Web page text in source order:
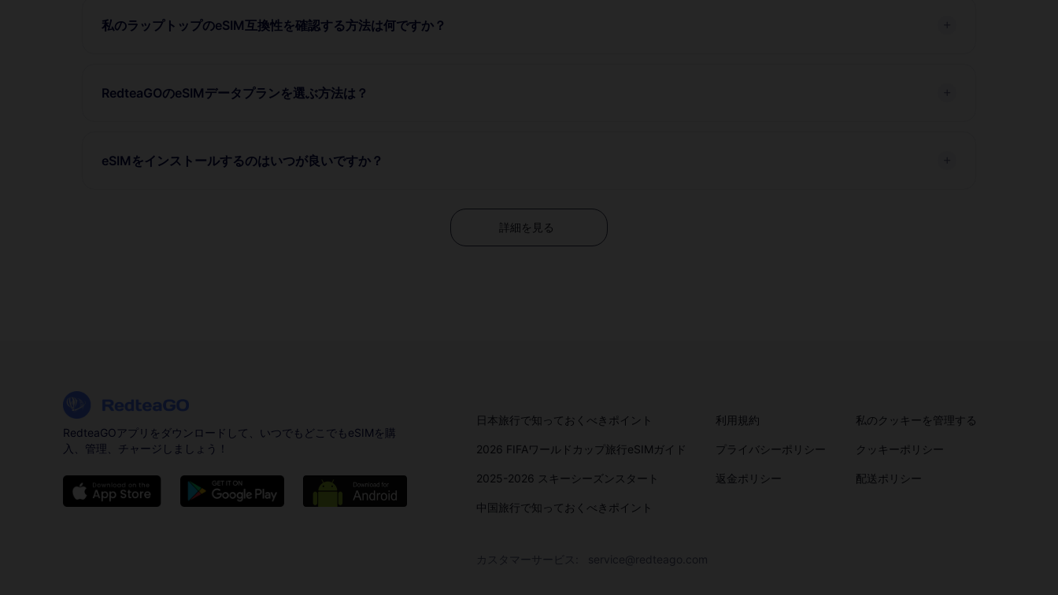
私のラップトップのeSIM互換性を確認する方法は何ですか？
RedteaGOのeSIMデータプランを選ぶ方法は？
eSIMをインストールするのはいつが良いですか？
詳細を見る
RedteaGOアプリをダウンロードして、いつでもどこでもeSIMを購
入、管理、チャージしましょう！
日本旅行で知っておくべきポイント 利用規約 私のクッキーを管理する
2026 FIFAワールドカップ旅行eSIMガイド プライバシーポリシー クッキーポリシー
2025-2026 スキーシーズンスタート 返金ポリシー 配送ポリシー
中国旅行で知っておくべきポイント
カスタマーサービス: service@redteago.com